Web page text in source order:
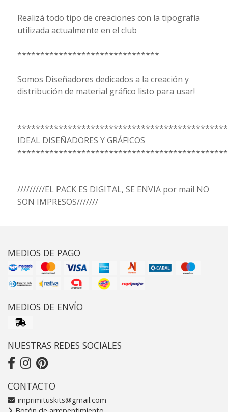
Realizá todo tipo de creaciones con la tipografía
utilizada actualmente en el club
*******************************
Somos Diseñadores dedicados a la creación y
distribución de material gráfico listo para usar!
IDEAL DISEÑADORES Y GRÁFICOS
/////////EL PACK ES DIGITAL, SE ENVIA por mail NO
SON IMPRESOS///////
MEDIOS DE PAGO
MEDIOS DE ENVÍO
NUESTRAS REDES SOCIALES
CONTACTO
imprimituskits@gmail.com